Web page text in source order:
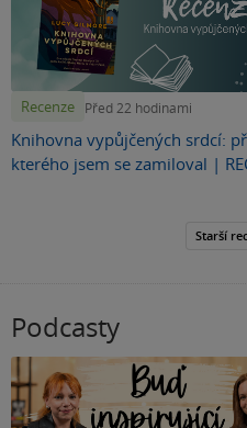
Recenze Před 22 hodinami
Knihovna vypůjčených srdcí:
kterého jsem se zamiloval |
Starší
Podcasty